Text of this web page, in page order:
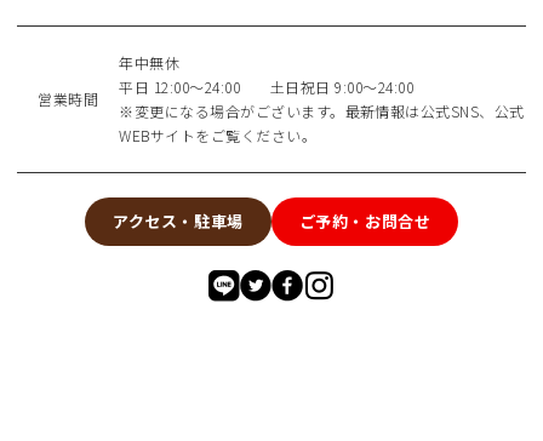
営業時間
年中無休
平日 12:00～24:00 土日祝日 9:00～24:00
※変更になる場合がございます。最新情報は公式SNS、公式
WEBサイトをご覧ください。
アクセス・駐車場 ご予約・お問合せ